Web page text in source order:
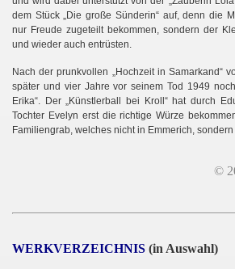
dem Stück „Die große Sünderin“ auf, denn die
nur Freude zugeteilt bekommen, sondern der
und wieder auch entrüsten.
Nach der prunkvollen „Hochzeit in Samarkand“
später und vier Jahre vor seinem Tod 1949
Erika“. Der „Künstlerball bei Kroll“ hat durch
Tochter Evelyn erst die richtige Würze
Familiengrab, welches nicht in Emmerich,
©
WERKVERZEICHNIS (in Auswahl)